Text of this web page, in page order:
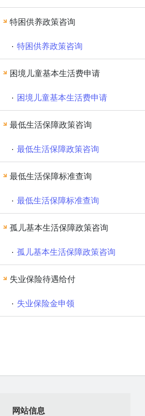
特困供养政策咨询
特困供养政策咨询
困境儿童基本生活费申请
困境儿童基本生活费申请
最低生活保障政策咨询
最低生活保障政策咨询
最低生活保障标准查询
最低生活保障标准查询
孤儿基本生活保障政策咨询
孤儿基本生活保障政策咨询
失业保险待遇给付
失业保险金申领
网站信息